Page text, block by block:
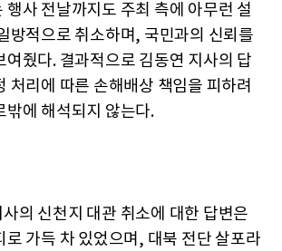
행사 전날까지도 주최 측에 아무런 설
방적으로 취소하며, 국민과의 신뢰를
여줬다. 결과적으로 김동연 지사의 답
처리에 따른 손해배상 책임을 피하려
밖에 해석되지 않는다.
의 신천지 대관 취소에 대한 답변은
로 가득 차 있었으며, 대북 전단 살포라